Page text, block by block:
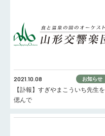
2021.10.08 お知らせ
【訃報】すぎやまこういち先生を
偲んで